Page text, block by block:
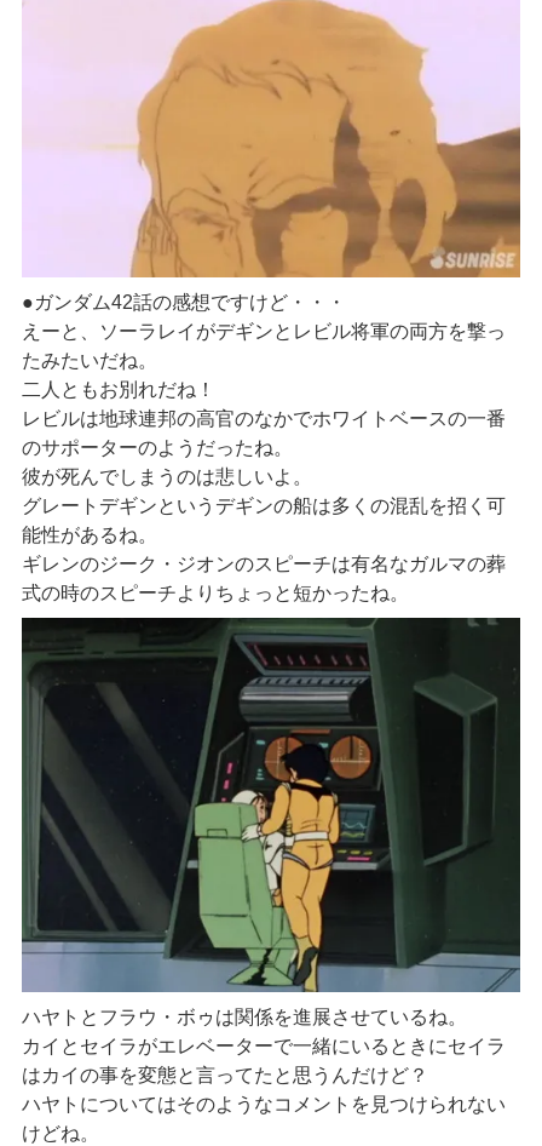
●ガンダム42話の感想ですけど・・・
えーと、ソーラレイがデギンとレビル将軍の両方を撃っ
たみたいだね。
二人ともお別れだね！
レビルは地球連邦の高官のなかでホワイトベースの一番
のサポーターのようだったね。
彼が死んでしまうのは悲しいよ。
グレートデギンというデギンの船は多くの混乱を招く可
能性があるね。
ギレンのジーク・ジオンのスピーチは有名なガルマの葬
式の時のスピーチよりちょっと短かったね。
ハヤトとフラウ・ボゥは関係を進展させているね。
カイとセイラがエレベーターで一緒にいるときにセイラ
はカイの事を変態と言ってたと思うんだけど？
ハヤトについてはそのようなコメントを見つけられない
けどね。